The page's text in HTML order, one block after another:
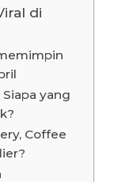
di
yang
Coffee